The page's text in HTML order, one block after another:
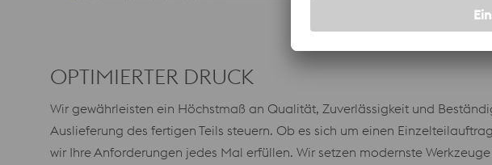
OPTIMIERTER DRUCK
Wir gewährleisten ein Höchstmaß an Qualität, Zuverlässigkeit und
Auslieferung des fertigen Teils steuern. Ob es sich um einen
wir Ihre Anforderungen jedes Mal erfüllen. Wir setzen modernste